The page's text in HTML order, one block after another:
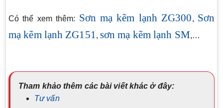
Có thể xem thêm: Sơn mạ kẽm lạnh ZG300, Sơn
mạ kẽm lạnh ZG151, sơn mạ kẽm lạnh SM,…
Tham khảo thêm các bài viết khác ở đây:
Tư vấn